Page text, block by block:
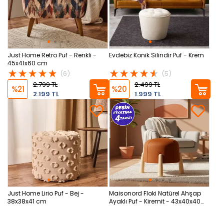
Just Home Retro Puf - Renkli -
45x41x60 cm
(6)
%21
2.799 TL
2.199 TL
Evdebiz Konik Silindir Puf - Krem
(5)
%20
2.499 TL
1.999 TL
Just Home Lirio Puf - Bej -
38x38x41 cm
Maisonord Floki Natürel Ahşap
Ayaklı Puf - Kiremit - 43x40x40